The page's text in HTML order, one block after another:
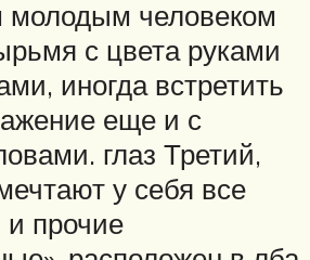
человеком
с цвета руками
иногда встретить
еще и с
глаз Третий,
у себя все
и прочие